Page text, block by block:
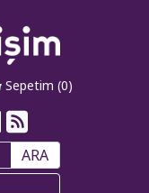
Sepetim (0)
ARA